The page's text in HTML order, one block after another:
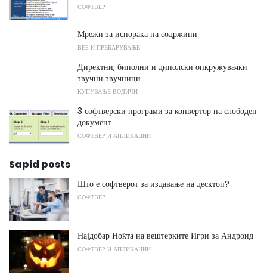
СОФТВЕР
Мрежи за испорака на содржини
ВЕБ И ПРЕБАРУВАЊЕ
Директни, биполни и диполски опкружувачки
звучни звучници
КУПУВАЊЕ ВОДИЧИ
3 софтверски програми за конвертор на слободен
документ
СОФТВЕР И АПЛИКАЦИИ
Sapid posts
Што е софтверот за издавање на десктоп?
СОФТВЕР
Најдобар Ноќта на вештерките Игри за Андроид
СОФТВЕР И АПЛИКАЦИИ